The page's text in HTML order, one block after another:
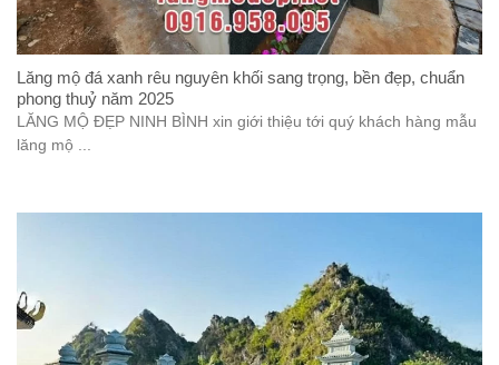
Lăng mộ đá xanh rêu nguyên khối sang trọng, bền đẹp, chuẩn
phong thuỷ năm 2025
LĂNG MỘ ĐẸP NINH BÌNH xin giới thiệu tới quý khách hàng mẫu
lăng mộ ...